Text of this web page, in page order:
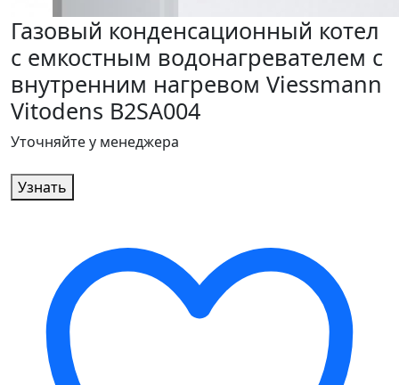
Газовый конденсационный котел
с емкостным водонагревателем с
внутренним нагревом Viessmann
Vitodens B2SA004
Уточняйте у менеджера
Узнать